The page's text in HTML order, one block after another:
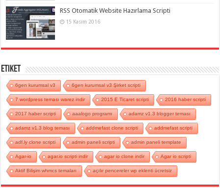
RSS Otomatik Website Hazırlama Scripti
15 Kasım 2016
Etiket
6gen kurumsal v3 6gen kurumsal v3 Şirket scripti
7 wordpress teması warez indir 2015 E Ticaret scripti 2016 haber scripti
2017 haber scripti aaalogo programı adamz v1.3 blogger teması
adamz v1.3 blog teması addmefast clone scripti addmefast scripti
adf.ly clone scripti admin paneli scripti admin paneli template
Agar-io agar.io scripti indir agar io clone indir Agar io scripti
Aktif Bilişim whmcs temaları açılır pencereler wp eklenti ücretsiz